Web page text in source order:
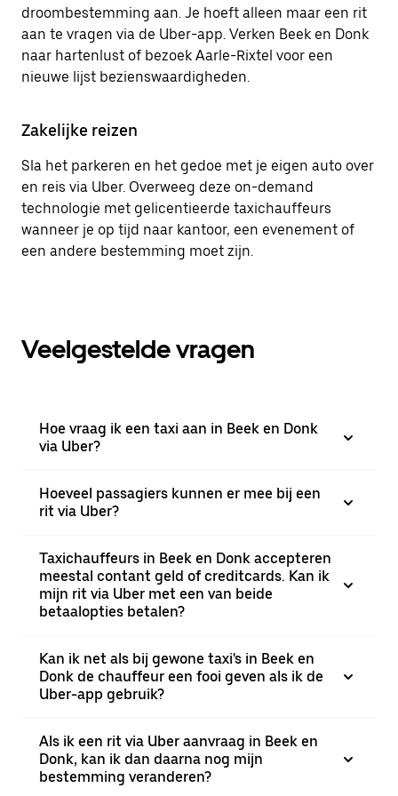
droombestemming aan. Je hoeft alleen maar een rit
aan te vragen via de Uber-app. Verken Beek en Donk
naar hartenlust of bezoek Aarle-Rixtel voor een
nieuwe lijst bezienswaardigheden.
Zakelijke reizen
Sla het parkeren en het gedoe met je eigen auto over
en reis via Uber. Overweeg deze on-demand
technologie met gelicentieerde taxichauffeurs
wanneer je op tijd naar kantoor, een evenement of
een andere bestemming moet zijn.
Veelgestelde vragen
Hoe vraag ik een taxi aan in Beek en Donk
via Uber?
Hoeveel passagiers kunnen er mee bij een
rit via Uber?
Taxichauffeurs in Beek en Donk accepteren
meestal contant geld of creditcards. Kan ik
mijn rit via Uber met een van beide
betaalopties betalen?
Kan ik net als bij gewone taxi's in Beek en
Donk de chauffeur een fooi geven als ik de
Uber-app gebruik?
Als ik een rit via Uber aanvraag in Beek en
Donk, kan ik dan daarna nog mijn
bestemming veranderen?